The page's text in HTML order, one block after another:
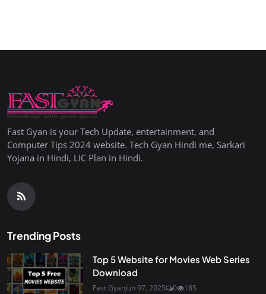
Fast Gyan is your Tech Update, entertainment, and
Computer Tips 2024 website. Tech Gyan Hindi me, Sarkari
Yojana in Hindi, LIC Plan in Hindi.
Trending Posts
Top 5 Website for Movies Web Series
Download
Fast GyanJun 07, 2025 0 185